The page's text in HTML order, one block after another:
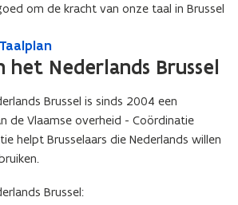
om de kracht van onze taal in Brussel
het Nederlands Brussel
Brussel is sinds 2004 een
de Vlaamse overheid - Coördinatie
helpt Brusselaars die Nederlands willen
Brussel: